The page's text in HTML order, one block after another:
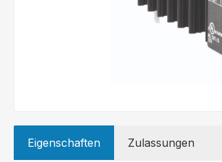
Eigenschaften Zulassungen